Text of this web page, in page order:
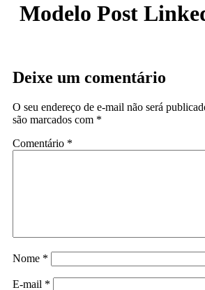
Modelo Post
Deixe um comentário
O seu endereço de e-mail não será
são marcados com *
Comentário *
Nome *
E-mail *